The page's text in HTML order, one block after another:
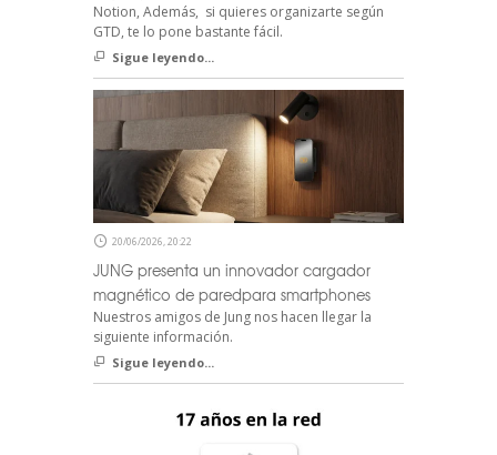
Notion, Además, si quieres organizarte según
GTD, te lo pone bastante fácil.
Sigue leyendo...
20/06/2026, 20:22
JUNG presenta un innovador cargador
magnético de paredpara smartphones
Nuestros amigos de Jung nos hacen llegar la
siguiente información.
Sigue leyendo...